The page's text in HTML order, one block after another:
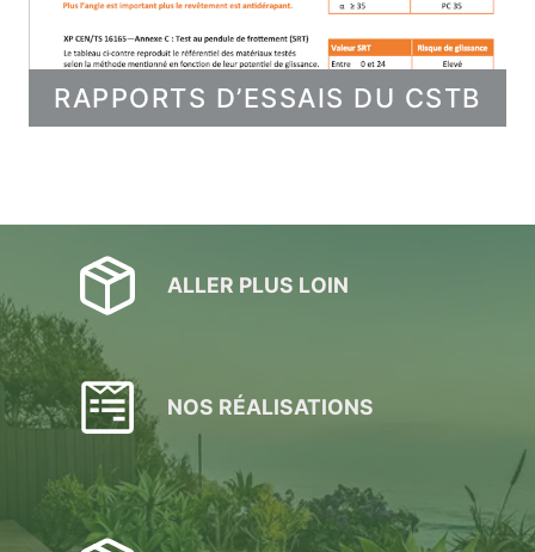
RAPPORTS D’ESSAIS DU CSTB
ALLER PLUS LOIN
NOS RÉALISATIONS